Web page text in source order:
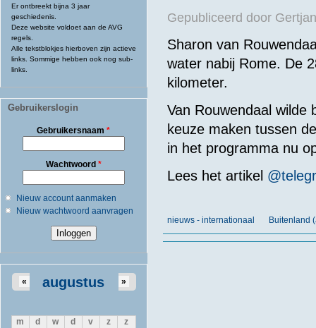
Er ontbreekt bijna 3 jaar
geschiedenis.
Deze website voldoet aan de AVG
regels.
Alle tekstblokjes hierboven zijn actieve
links. Sommige hebben ook nog sub-
links.
Gebruikerslogin
Gebruikersnaam*
Wachtwoord *
Nieuw account aanmaken
Nieuw wachtwoord aanvragen
augustus
« »
m d w d v z
z
Gepubliceerd door
Sharon van
water nabij Rome. De
kilometer.
Van Rouwendaal wilde
keuze maken tussen
in het programmanu
Lees het artikel @
nieuws - internationaal Buitenland